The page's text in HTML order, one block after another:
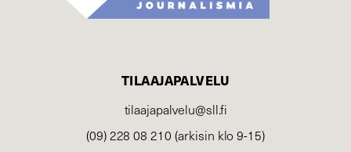
TILAAJAPALVELU
tilaajapalvelu@sll.fi
(09) 228 08 210 (arkisin klo 9-15)